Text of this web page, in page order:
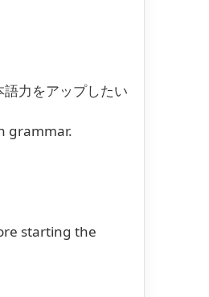
力をアップしたい
grammar.
starting the